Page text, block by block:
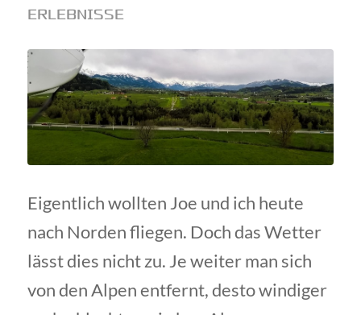
ERLEBNISSE
Eigentlich wollten Joe und ich heute
nach Norden fliegen. Doch das Wetter
lässt dies nicht zu. Je weiter man sich
von den Alpen entfernt, desto windiger